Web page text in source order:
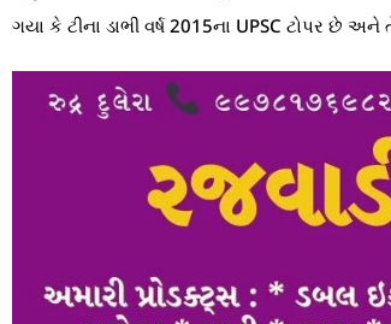
ગયા કે ટીના ડાભી વર્ષ 2015ના UPSC ટોપર છે